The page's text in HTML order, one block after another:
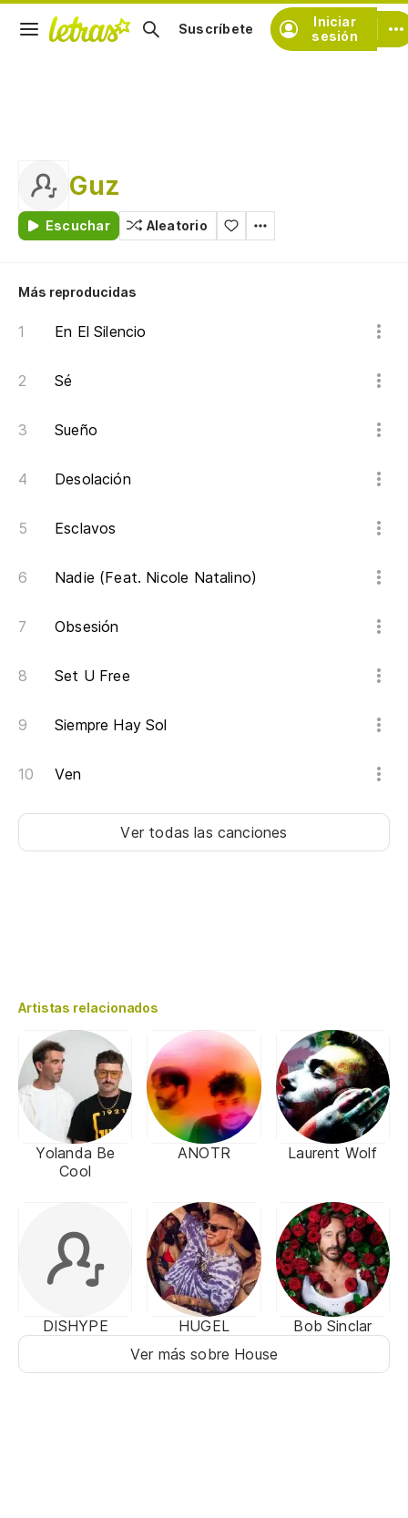
Iniciar
sesión
Suscríbete
Guz
Escuchar Aleatorio
Más reproducidas
En El Silencio
Sé
Sueño
Desolación
Esclavos
Nadie (Feat. Nicole Natalino)
Obsesión
Set U Free
Siempre Hay Sol
Ven
Ver todas las canciones
Artistas relacionados
Yolanda Be
Cool
ANOTR Laurent Wolf
DISHYPE HUGEL
Bob Sinclar
Ver más sobre House